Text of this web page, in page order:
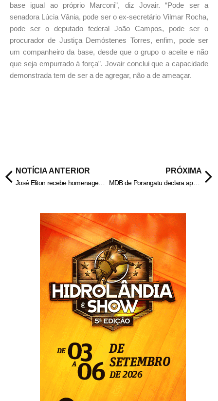
base igual ao próprio Marconi”, diz Jovair. “Pode ser a
senadora Lúcia Vânia, pode ser o ex-secretário Vilmar Rocha,
pode ser o deputado federal João Campos, pode ser o
procurador de Justiça Demóstenes Torres, enfim, pode ser
um companheiro da base, desde que o grupo o aceite e não
que seja empurrado à força”. Jovair conclui que a capacidade
demonstrada tem de ser a de agregar, não a de ameaçar.
NOTÍCIA ANTERIOR
José Eliton recebe homenagem de servidores anistiados da extinta Caixego.
PRÓXIMA
MDB de Porangatu declara apoio a Ronaldo Caiado